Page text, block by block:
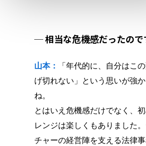
─ 相当な危機感だったので
山本：
「年代的に、自分はこ
げ切れない」という思いが強
ね。
とはいえ危機感だけでなく、
レンジは楽しくもありました
チャーの経営陣を支える法律